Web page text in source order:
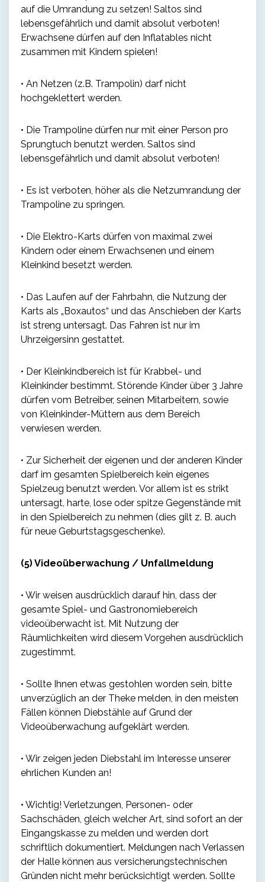
auf die Umrandung zu setzen! Saltos sind
lebensgefährlich und damit absolut verboten!
Erwachsene dürfen auf den Inflatables nicht
zusammen mit Kindern spielen!
• An Netzen (z.B. Trampolin) darf nicht
hochgeklettert werden.
• Die Trampoline dürfen nur mit einer Person pro
Sprungtuch benutzt werden. Saltos sind
lebensgefährlich und damit absolut verboten!
• Es ist verboten, höher als die Netzumrandung der
Trampoline zu springen.
• Die Elektro-Karts dürfen von maximal zwei
Kindern oder einem Erwachsenen und einem
Kleinkind besetzt werden.
• Das Laufen auf der Fahrbahn, die Nutzung der
Karts als „Boxautos“ und das Anschieben der Karts
ist streng untersagt. Das Fahren ist nur im
Uhrzeigersinn gestattet.
• Der Kleinkindbereich ist für Krabbel- und
Kleinkinder bestimmt. Störende Kinder über 3 Jahre
dürfen vom Betreiber, seinen Mitarbeitern, sowie
von Kleinkinder-Müttern aus dem Bereich
verwiesen werden.
• Zur Sicherheit der eigenen und der anderen Kinder
darf im gesamten Spielbereich kein eigenes
Spielzeug benutzt werden. Vor allem ist es strikt
untersagt, harte, lose oder spitze Gegenstände mit
in den Spielbereich zu nehmen (dies gilt z. B. auch
für neue Geburtstagsgeschenke).
(5) Videoüberwachung / Unfallmeldung
• Wir weisen ausdrücklich darauf hin, dass der
gesamte Spiel- und Gastronomiebereich
videoüberwacht ist. Mit Nutzung der
Räumlichkeiten wird diesem Vorgehen ausdrücklich
zugestimmt.
• Sollte Ihnen etwas gestohlen worden sein, bitte
unverzüglich an der Theke melden, in den meisten
Fällen können Diebstähle auf Grund der
Videoüberwachung aufgeklärt werden.
• Wir zeigen jeden Diebstahl im Interesse unserer
ehrlichen Kunden an!
• Wichtig! Verletzungen, Personen- oder
Sachschäden, gleich welcher Art, sind sofort an der
Eingangskasse zu melden und werden dort
schriftlich dokumentiert. Meldungen nach Verlassen
der Halle können aus versicherungstechnischen
Gründen nicht mehr berücksichtigt werden. Sollte